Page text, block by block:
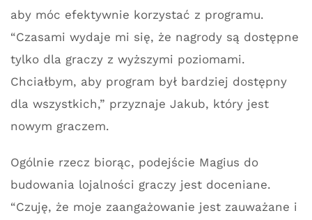
aby móc efektywnie korzystać z programu.
“Czasami wydaje mi się, że nagrody są dostępne
tylko dla graczy z wyższymi poziomami.
Chciałbym, aby program był bardziej dostępny
dla wszystkich,” przyznaje Jakub, który jest
nowym graczem.
Ogólnie rzecz biorąc, podejście Magius do
budowania lojalności graczy jest doceniane.
“Czuję, że moje zaangażowanie jest zauważane i